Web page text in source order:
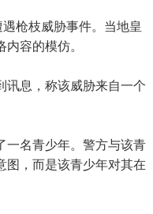
遇枪枝威胁事件。当地皇
容的模仿。
讯息，称该威胁来自一个
一名青少年。警方与该青
图，而是该青少年对其在